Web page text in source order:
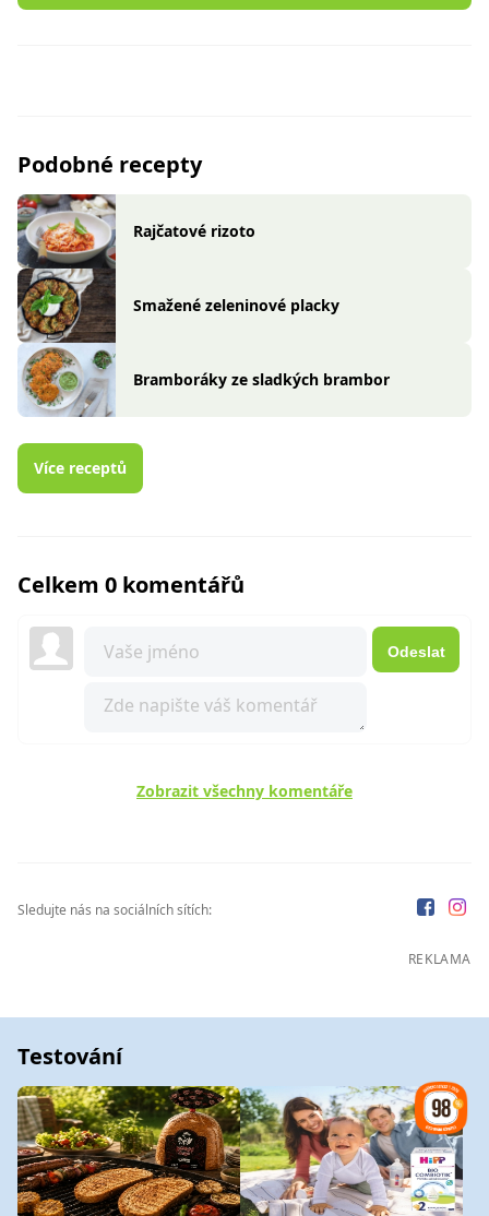
Podobné recepty
Rajčatové rizoto
Smažené zeleninové placky
Bramboráky ze sladkých brambor
Více receptů
Celkem 0 komentářů
Odeslat
Zobrazit všechny komentáře
Sledujte nás na sociálních sítích:
REKLAMA
Testování